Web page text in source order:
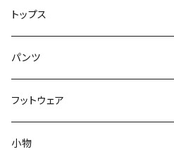
トップス
パンツ
フットウェア
小物